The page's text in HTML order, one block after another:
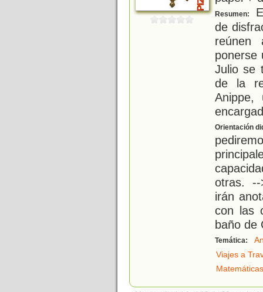
Resumen:
de
reúnen
ponerse
Julio se
de la
Orientación
otras. --
irán
con las
baño de
Temática:
Viajes a
Matemáticas